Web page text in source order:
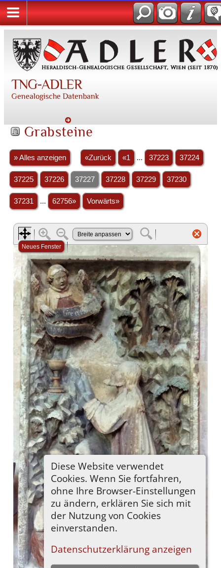
TNG-ADLER
Genealogische Datenbank
Grabsteine
» Alles anzeigen «Zurück «1 ... 37223 37224
37225 37226 37227 37228 37229 37230
37231 ... 62756» Vorwärts»